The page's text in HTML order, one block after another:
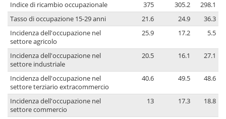
Indice di ricambio occupazionale
375 305.2
298.1
Tasso di occupazione 15-29 anni
21.6 24.9
36.3
Incidenza dell'occupazione nel
settore agricolo
25.9 17.2 5.5
Incidenza dell'occupazione nel
settore industriale
20.5 16.1 27.1
Incidenza dell'occupazione nel
settore terziario extracommercio
40.6 49.5 48.6
Incidenza dell'occupazione nel
settore commercio
13 17.3 18.8